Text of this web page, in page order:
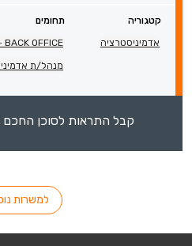
קטגוריה
תחומים
אדמיניסטרציה
BACK OFFICE - אדמיניסטרציה
מנהל/ת
קבל התראות לסוכן החכם
למשרות